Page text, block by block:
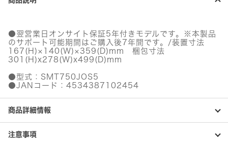
750
オ
ン
サ
イ
5
年
証
個
●翌営業日オンサイト保証5年付きモデルです。※本製品
のサポート可能期間はご購入後7年間です。/装置寸法
167(H)×140(W)×359(D)mm 梱包寸法
301(H)x278(W)x499(D)mm
●型式：SMT750JOS5
●JANコード：4534387102454
商品詳細情報
注意事項